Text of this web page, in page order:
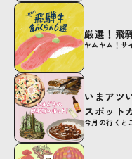
ヤムヤム！
厳選！飛
今月の行くと
いまアツ
スポット